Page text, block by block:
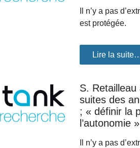
Il n’y a pas
est protégée.
Lire la
S. Retailleau
suites des
; « définir la
l’autonomie »
Il n’y a pas